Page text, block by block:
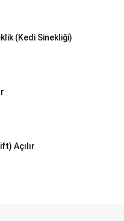
(Kedi Sinekliği)
Açılır